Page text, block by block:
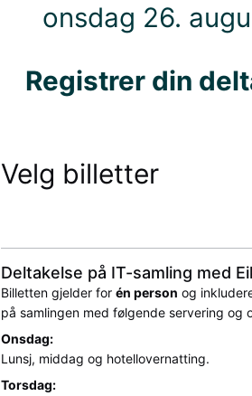
onsdag 26.
Registrer din
Velg billetter
Deltakelse på IT-samling med
Billetten gjelder for én person og
på samlingen med følgende servering og
Onsdag:
Lunsj, middag og hotellovernatting.
Torsdag: